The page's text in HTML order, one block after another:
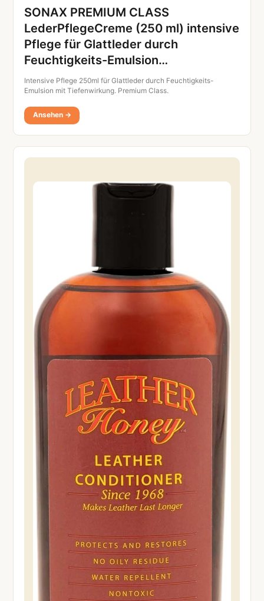
SONAX PREMIUM CLASS
LederPflegeCreme (250 ml) intensive
Pflege für Glattleder durch
Feuchtigkeits-Emulsion…
Intensive Pflege 250ml für Glattleder durch Feuchtigkeits-
Emulsion mit Tiefenwirkung. Premium Class.
Ansehen →